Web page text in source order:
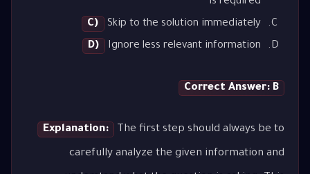
C)
Skip to the solution immediately
D)
Ignore less relevant information
Correct Answer: B
Explanation: The first step should always be to
carefully analyze the given information and